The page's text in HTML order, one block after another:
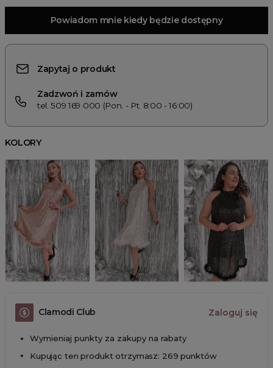
Powiadom mnie kiedy będzie dostępny
Zapytaj o produkt
Zadzwoń i zamów
tel. 509 169 000 (Pon. - Pt. 8:00 - 16:00)
KOLORY
Clamodi Club Zaloguj się
Wymieniaj punkty za zakupy na rabaty
Kupując ten produkt otrzymasz: 269 punktów